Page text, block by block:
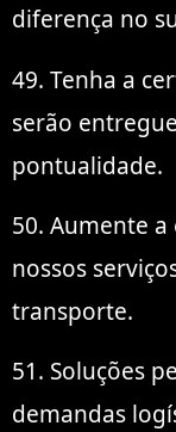
diferença no
49. Tenha a
serão
pontualidade.
50. Aumente
nossos
transporte.
51. Soluções
demandas